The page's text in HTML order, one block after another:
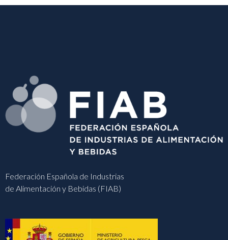
Federación Española de Industrias
de Alimentación y Bebidas (FIAB)